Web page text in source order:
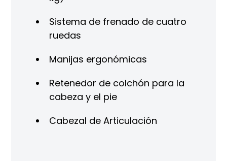
Sistema de frenado de cuatro
ruedas
Manijas ergonómicas
Retenedor de colchón para la
cabeza y el pie
Cabezal de Articulación